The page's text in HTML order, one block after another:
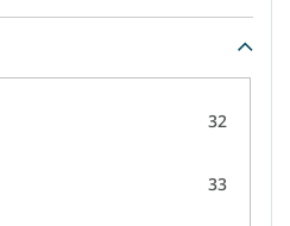
32
33